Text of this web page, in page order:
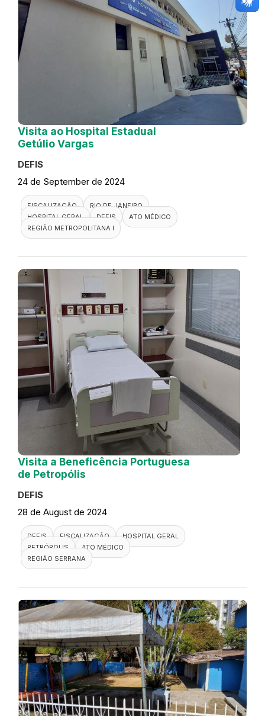
Visita ao Hospital Estadual
Getúlio Vargas
DEFIS
24 de September de 2024
FISCALIZAÇÃO
RIO DE JANEIRO
HOSPITAL GERAL
DEFIS
ATO MÉDICO
REGIÃO METROPOLITANA I
Visita a Beneficência Portuguesa
de Petropólis
DEFIS
28 de August de 2024
DEFIS FISCALIZAÇÃO
HOSPITAL GERAL
PETRÓPOLIS
ATO MÉDICO
REGIÃO SERRANA